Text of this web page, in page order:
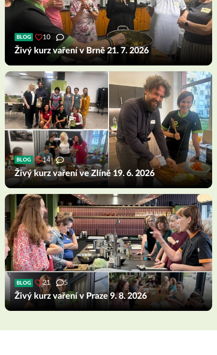
BLOG 10
Živý kurz vaření v Brně 21. 7. 2026
BLOG 14
Živý kurz vaření ve Zlíně 19. 6. 2026
BLOG 21 5
Živý kurz vaření v Praze 9. 8. 2026